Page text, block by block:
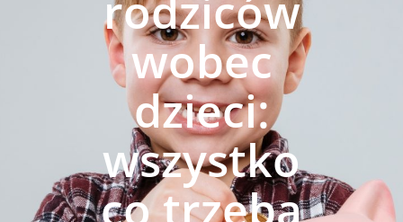
wobec
dzieci:
wszystko
co trzeba